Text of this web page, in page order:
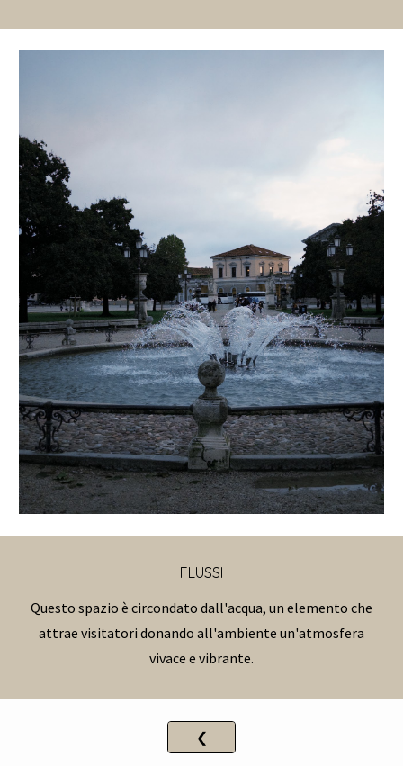
FLUSSI
Questo spazio è circondato dall'acqua, un elemento che
attrae visitatori donando all'ambiente un'atmosfera
vivace e vibrante.
❮